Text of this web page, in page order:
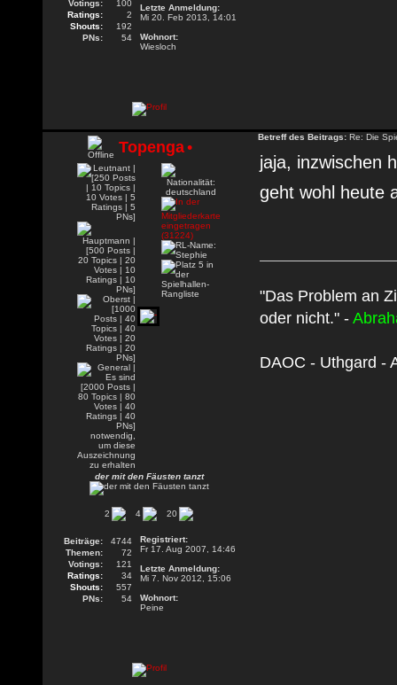
Votings:
100
Ratings:
2
Shouts:
192
PNs:
54
Letzte Anmeldung:
Mi 20. Feb 2013, 14:01
Wohnort:
Wiesloch
Topenga•
der mit den Fäusten tanzt
2 4 20
Beiträge:
4744
Themen:
72
Votings:
121
Ratings:
34
Shouts:
557
PNs:
54
Registriert:
Fr 17. Aug 2007, 14:46
Letzte Anmeldung:
Mi 7. Nov 2012, 15:06
Wohnort:
Peine
Betreff des Beitrags: Re: Die
jaja, inzwischen
geht wohl heute
"Das Problem an
oder nicht." -
DAOC - Uthgard -